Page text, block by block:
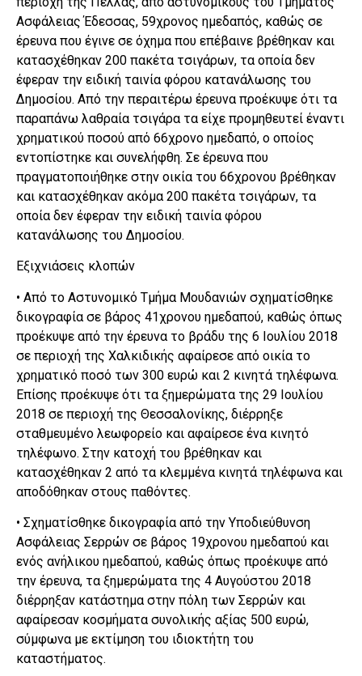
Ασφάλειας Έδεσσας, 59χρονος ημεδαπός, καθώς σε
έρευνα που έγινε σε όχημα που επέβαινε βρέθηκαν και
κατασχέθηκαν 200 πακέτα τσιγάρων, τα οποία δεν
έφεραν την ειδική ταινία φόρου κατανάλωσης του
Δημοσίου. Από την περαιτέρω έρευνα προέκυψε ότι τα
παραπάνω λαθραία τσιγάρα τα είχε προμηθευτεί έναντι
χρηματικού ποσού από 66χρονο ημεδαπό, ο οποίος
εντοπίστηκε και συνελήφθη. Σε έρευνα που
πραγματοποιήθηκε στην οικία του 66χρονου βρέθηκαν
και κατασχέθηκαν ακόμα 200 πακέτα τσιγάρων, τα
οποία δεν έφεραν την ειδική ταινία φόρου
κατανάλωσης του Δημοσίου.
Εξιχνιάσεις κλοπών
• Από το Αστυνομικό Τμήμα Μουδανιών σχηματίσθηκε
δικογραφία σε βάρος 41χρονου ημεδαπού, καθώς όπως
προέκυψε από την έρευνα το βράδυ της 6 Ιουλίου 2018
σε περιοχή της Χαλκιδικής αφαίρεσε από οικία το
χρηματικό ποσό των 300 ευρώ και 2 κινητά τηλέφωνα.
Επίσης προέκυψε ότι τα ξημερώματα της 29 Ιουλίου
2018 σε περιοχή της Θεσσαλονίκης, διέρρηξε
σταθμευμένο λεωφορείο και αφαίρεσε ένα κινητό
τηλέφωνο. Στην κατοχή του βρέθηκαν και
κατασχέθηκαν 2 από τα κλεμμένα κινητά τηλέφωνα και
αποδόθηκαν στους παθόντες.
• Σχηματίσθηκε δικογραφία από την Υποδιεύθυνση
Ασφάλειας Σερρών σε βάρος 19χρονου ημεδαπού και
ενός ανήλικου ημεδαπού, καθώς όπως προέκυψε από
την έρευνα, τα ξημερώματα της 4 Αυγούστου 2018
διέρρηξαν κατάστημα στην πόλη των Σερρών και
αφαίρεσαν κοσμήματα συνολικής αξίας 500 ευρώ,
σύμφωνα με εκτίμηση του ιδιοκτήτη του
καταστήματος.